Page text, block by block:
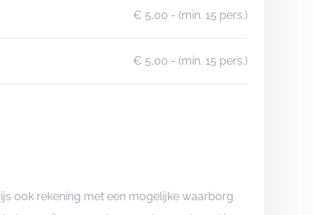
€ 5,00 - (min. 15 pers.)
€ 5,00 - (min. 15 pers.)
ook rekening met een mogelijke waarborg